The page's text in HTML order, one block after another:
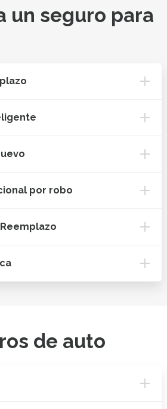
un seguro para
por robo
de auto